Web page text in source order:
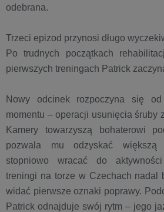
odebrana.
Trzeci epizod przynosi długo
Po trudnych początkach
pierwszych treningach Patrick
Nowy odcinek rozpoczyna się
momentu – operacji usunięcia śruby
Kamery towarzyszą bohaterowi
pozwala mu odzyskać
stopniowo wracać do
treningi na torze w Czechach nadal
widać pierwsze oznaki poprawy.
Patrick odnajduje swój rytm – jego